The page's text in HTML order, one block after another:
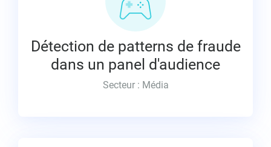
Détection de patterns de fraude
dans un panel d'audience
Secteur : Média
Analyse des comportements d’audience et
détection de patterns suspects pouvant révéler
un comportement de fraude parmi les auditeurs
inscrits dans un panel d’analyse d’audience